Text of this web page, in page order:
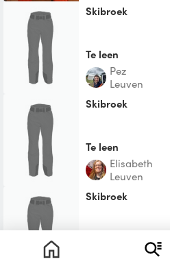
Skibroek
Te leen
Pez
Leuven
Skibroek
Te leen
Elisabeth
Leuven
Skibroek